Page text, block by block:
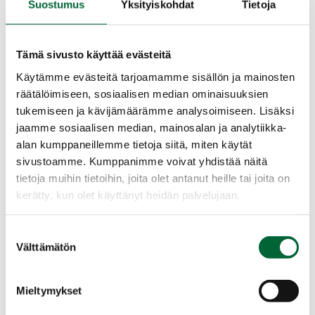
Suostumus Yksityiskohdat Tietoja
Tämä sivusto käyttää evästeitä
Käytämme evästeitä tarjoamamme sisällön ja mainosten
räätälöimiseen, sosiaalisen median ominaisuuksien
tukemiseen ja kävijämäärämme analysoimiseen. Lisäksi
jaamme sosiaalisen median, mainosalan ja analytiikka-
alan kumppaneillemme tietoja siitä, miten käytät
sivustoamme. Kumppanimme voivat yhdistää näitä
tietoja muihin tietoihin, joita olet antanut heille tai joita on
kerätty, kun olet käyttänyt heidän palvelujaan.
valinta
Välttämätön
Mieltymykset
Ympäristövastuu
saralla. Liitto on antanut jäsenistölleen ja muille
ulkomainonnan toimijoille suositukset toimenpiteistä,
joilla voidaan säästää digitaalisten mainoslaitteiden
käyttämää energiaa. Toimenpiteitä ovat muun muassa
mainoslaitteiden sammuttaminen, valon
kirkkaussensoreiden hyödyntäminen sekä mainospinnan
enimmäiskirkkauden laskeminen.
Ulkomainosliiton jäsenyritysten tavoitteena on olla